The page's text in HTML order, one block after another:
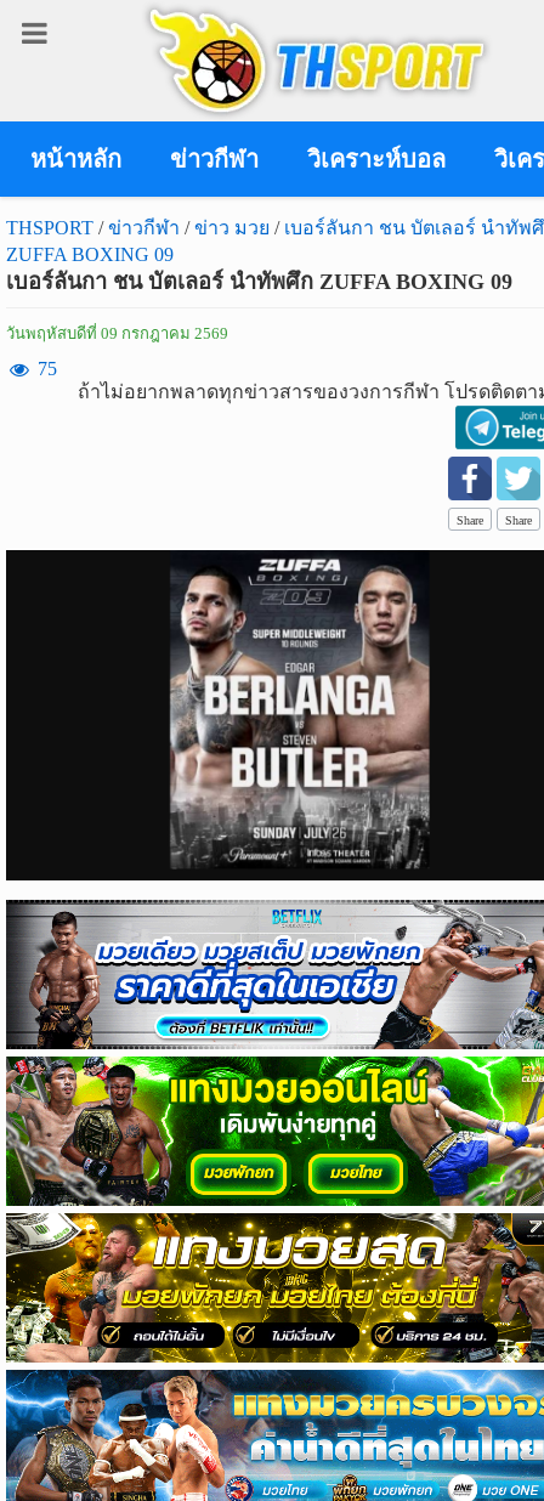
หน้าหลัก ข่าวกีฬา วิเคราะห์บอล วิเค
THSPORT / ข่าวกีฬา / ข่าว มวย / เบอร์ลันกา ชน บัตเลอร์ นำทัพ
ZUFFA BOXING 09
เบอร์ลันกา ชน บัตเลอร์ นำทัพศึก ZUFFA BOXING 09
วันพฤหัสบดีที่ 09 กรกฎาคม 2569
75
ถ้าไม่อยากพลาดทุกข่าวสารของวงการกีฬา โปรดติดตา
Share Share
เข้า
เข้าสู่ระบบ
เข้าสู่ระบบด้วย facebook
สมัคร
สมาชิก
ข่าว
NFL
คอ
ลัม
นิ
สต์
วิเคราะห์
บอล
วิเคราะห์
NFL
วิเคราะห์
NBA
ทีเด็ด
บอล